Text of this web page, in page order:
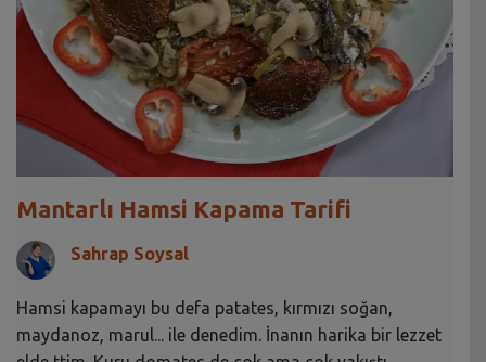
Mantarlı Hamsi Kapama Tarifi
Sahrap Soysal
Hamsi kapamayı bu defa patates, kırmızı soğan,
maydanoz, marul... ile denedim. İnanın harika bir lezzet